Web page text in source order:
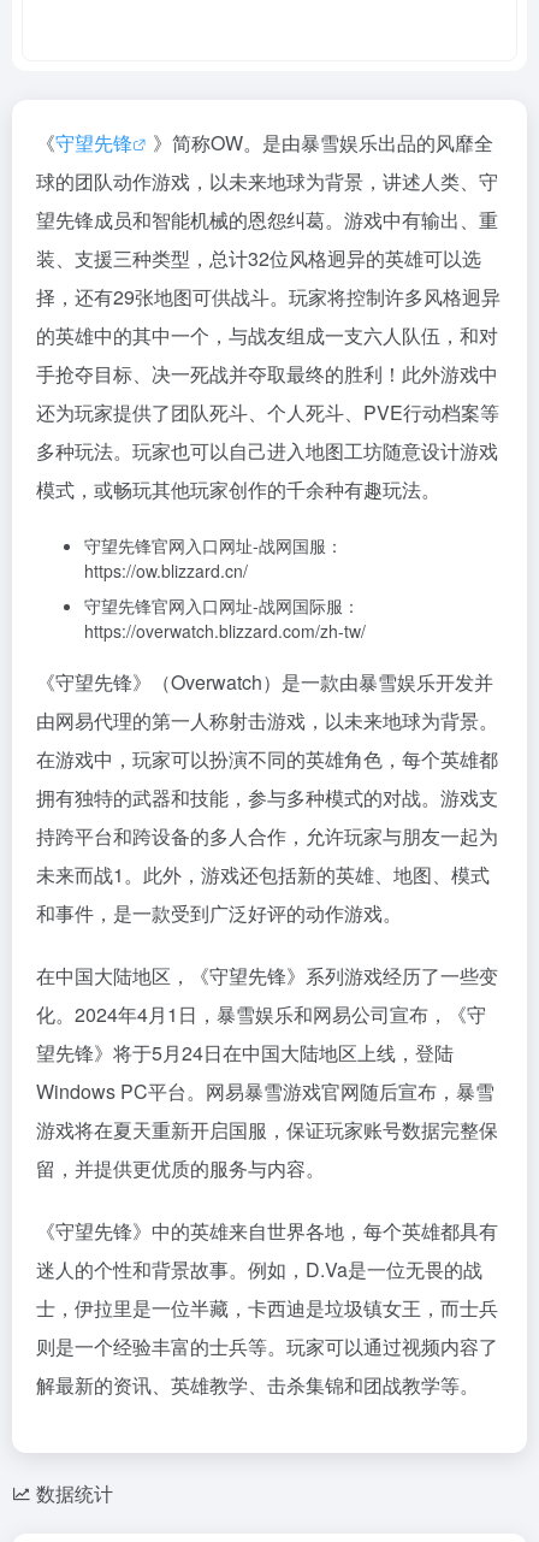
《守望先锋
》简称OW。是由暴雪娱乐出品的风靡全
球的团队动作游戏，以未来地球为背景，讲述人类、守
望先锋成员和智能机械的恩怨纠葛。游戏中有输出、重
装、支援三种类型，总计32位风格迥异的英雄可以选
择，还有29张地图可供战斗。玩家将控制许多风格迥异
的英雄中的其中一个，与战友组成一支六人队伍，和对
手抢夺目标、决一死战并夺取最终的胜利！此外游戏中
还为玩家提供了团队死斗、个人死斗、PVE行动档案等
多种玩法。玩家也可以自己进入地图工坊随意设计游戏
模式，或畅玩其他玩家创作的千余种有趣玩法。
守望先锋官网入口网址-战网国服：
https://ow.blizzard.cn/
守望先锋官网入口网址-战网国际服：
https://overwatch.blizzard.com/zh-tw/
《守望先锋》（Overwatch）是一款由暴雪娱乐开发并
由网易代理的第一人称射击游戏，以未来地球为背景。
在游戏中，玩家可以扮演不同的英雄角色，每个英雄都
拥有独特的武器和技能，参与多种模式的对战。游戏支
持跨平台和跨设备的多人合作，允许玩家与朋友一起为
未来而战1。此外，游戏还包括新的英雄、地图、模式
和事件，是一款受到广泛好评的动作游戏。
在中国大陆地区，《守望先锋》系列游戏经历了一些变
化。2024年4月1日，暴雪娱乐和网易公司宣布，《守
望先锋》将于5月24日在中国大陆地区上线，登陆
Windows PC平台。网易暴雪游戏官网随后宣布，暴雪
游戏将在夏天重新开启国服，保证玩家账号数据完整保
留，并提供更优质的服务与内容。
《守望先锋》中的英雄来自世界各地，每个英雄都具有
迷人的个性和背景故事。例如，D.Va是一位无畏的战
士，伊拉里是一位半藏，卡西迪是垃圾镇女王，而士兵
则是一个经验丰富的士兵等。玩家可以通过视频内容了
解最新的资讯、英雄教学、击杀集锦和团战教学等。
数据统计